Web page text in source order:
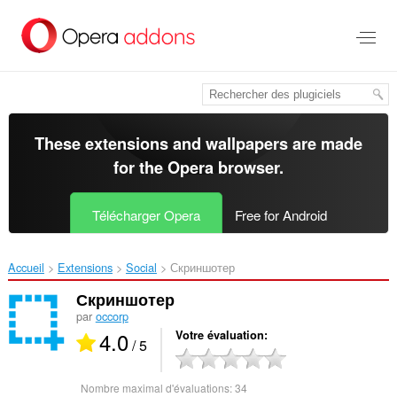
contenu
These extensions and wallpapers are made
for theOpera browser.
Télécharger Opera Free for Android
Accueil Extensions Social Скриншотер‎
Скриншотер
par occorp
4.0/ 5 Votre évaluation
Nombre maximal d'évaluations:34